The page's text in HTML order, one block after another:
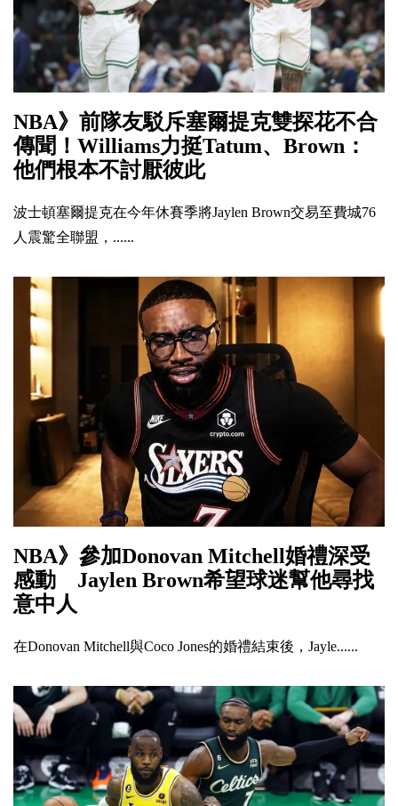
NBA》前隊友駁斥塞爾提克雙探花不合
傳聞！Williams力挺Tatum、Brown：
他們根本不討厭彼此
波士頓塞爾提克在今年休賽季將Jaylen Brown交易至費城76
人震驚全聯盟，......
NBA》參加Donovan Mitchell婚禮深受
感動 Jaylen Brown希望球迷幫他尋找
意中人
在Donovan Mitchell與Coco Jones的婚禮結束後，Jayle......